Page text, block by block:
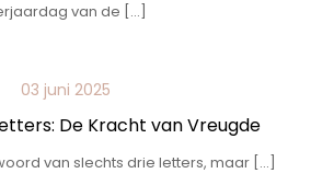
van de […]
03 juni 2025
De Kracht van Vreugde
van slechts drie letters, maar […]